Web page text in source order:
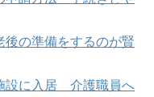
後の準備をするのが賢
設に入居 介護職員へ